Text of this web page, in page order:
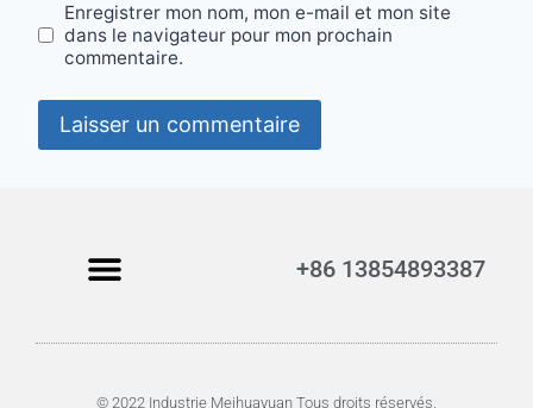
Enregistrer mon nom, mon e-mail et mon site
dans le navigateur pour mon prochain
commentaire.
+86 13854893387
© 2022 Industrie Meihuayuan Tous droits réservés.